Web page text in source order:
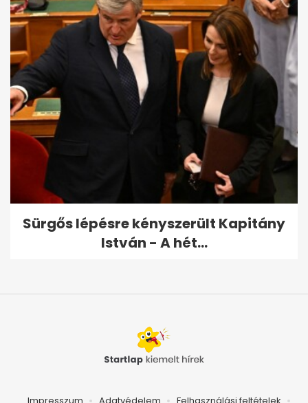
Sürgős lépésre kényszerült Kapitány
István - A hét...
Impresszum Adatvédelem Felhasználási feltételek